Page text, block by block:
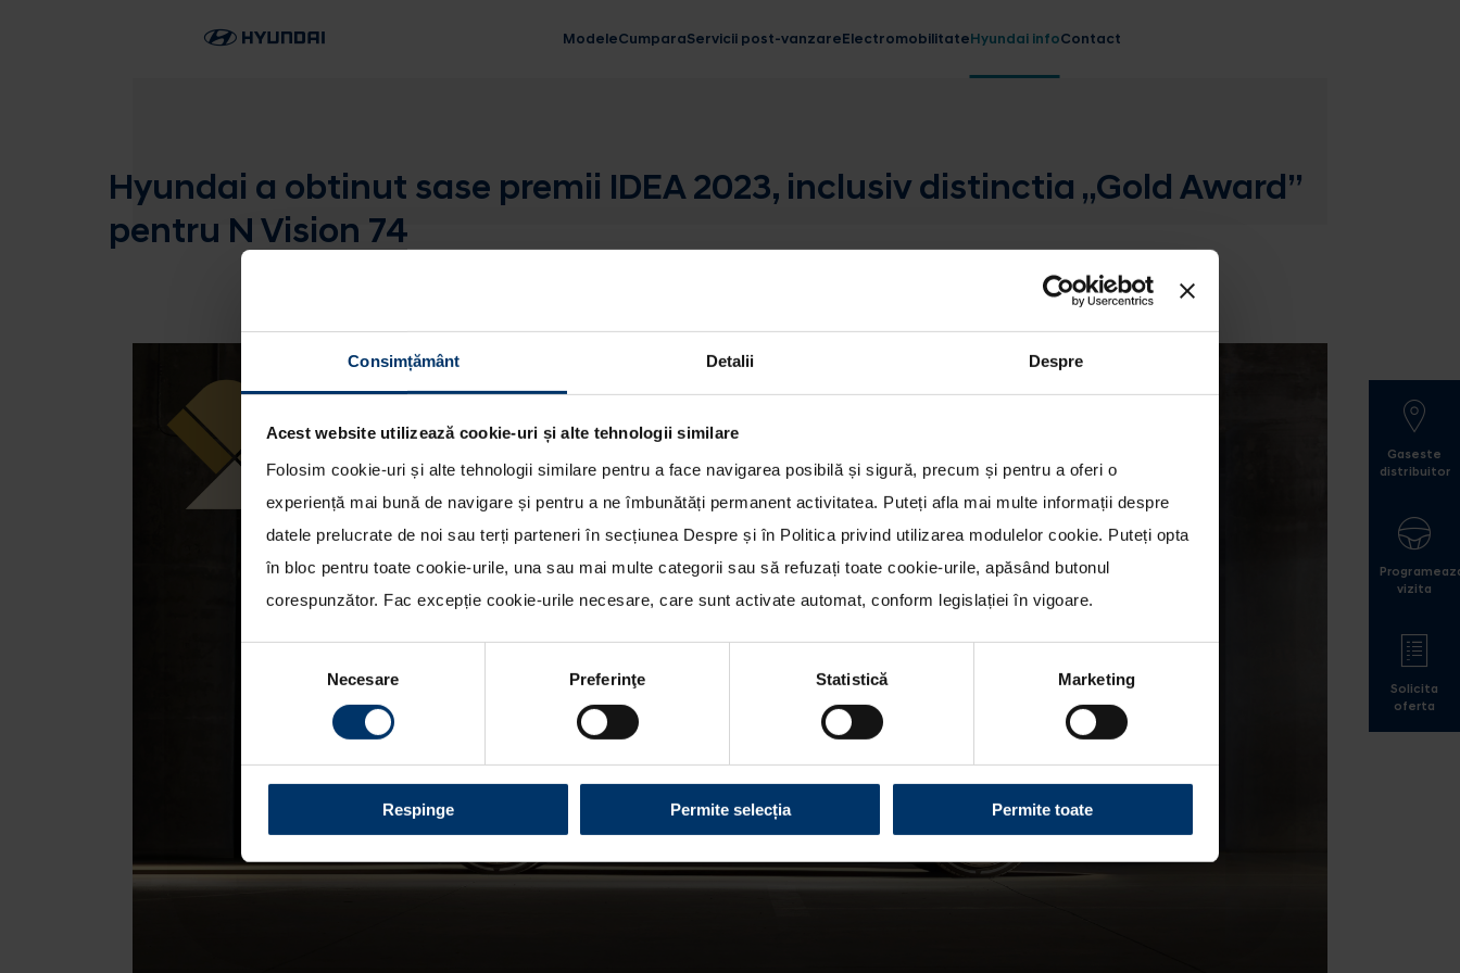
Consimțământ Detalii Despre
Acest website utilizează cookie-uri și alte tehnologii similare
Folosim cookie-uri și alte tehnologii similare pentru a face navigarea posibilă și sigură, precum și pentru a oferi o
experiență mai bună de navigare și pentru a ne îmbunătăți permanent activitatea. Puteți afla mai multe informații despre
datele prelucrate de noi sau terți parteneri în secțiunea Despre și în Politica privind utilizarea modulelor cookie. Puteți opta
în bloc pentru toate cookie-urile, una sau mai multe categorii sau să refuzați toate cookie-urile, apăsând butonul
corespunzător. Fac excepție cookie-urile necesare, care sunt activate automat, conform legislației în vigoare.
consimțământului
Necesare Preferinţe Statistică Marketing
Respinge Permite selecția Permite toate
Hyundai a obtinut sase premii IDEA 2023, inclusiv distinctia „Gold Award”
pentru N Vision 74
ModeleCumparaServicii post-vanzareElectromobilitateHyundai infoContact
Gaseste
distribuitor
vizita
Solicita
oferta